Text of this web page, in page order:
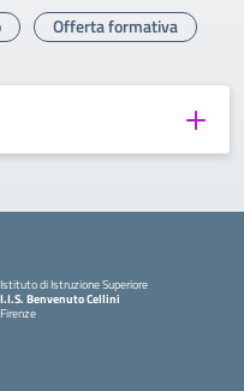
Offerta formativa
Istituto di Istruzione Superiore
I.I.S. Benvenuto Cellini
Firenze